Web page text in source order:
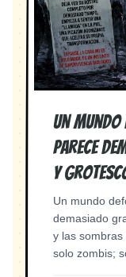
Un
parece
y
Un mundo
demasiado
y las
solo zombis;